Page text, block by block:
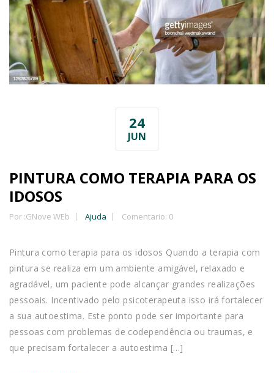
24
JUN
PINTURA COMO TERAPIA PARA OS
IDOSOS
Por :GNove WEb Ajuda Comentario: 0
Pintura como terapia para os idosos Quando a terapia com
pintura se realiza em um ambiente amigável, relaxado e
agradável, um paciente pode alcançar grandes realizações
pessoais. Incentivado pelo psicoterapeuta isso irá fortalecer
a sua autoestima. Este ponto pode ser importante para
pessoas com problemas de codependência ou traumas, e
que precisam fortalecer a autoestima […]